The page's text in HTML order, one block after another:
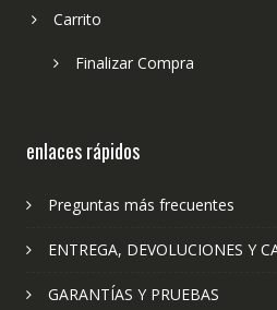
Carrito
Finalizar Compra
enlaces rápidos
Preguntas más frecuentes
ENTREGA, DEVOLUCIONES Y
GARANTÍAS Y PRUEBAS